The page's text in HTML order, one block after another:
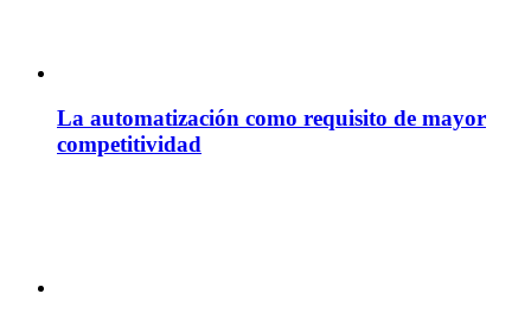
La automatización como requisito de mayor
competitividad